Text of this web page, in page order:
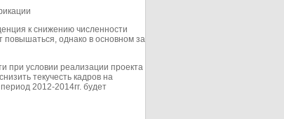
к снижению численности
повышаться, однако в основном за
при условии реализации проекта
текучесть кадров на
2012-2014гг. будет